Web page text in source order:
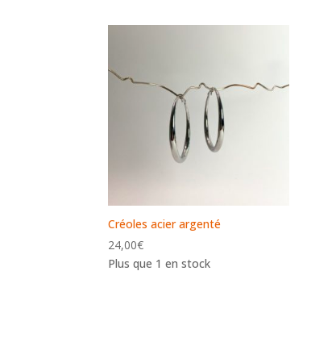
Créoles acier argenté
24,00€
Plus que 1 en stock